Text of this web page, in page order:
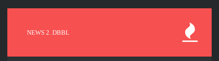
NEWS 2. DBBL